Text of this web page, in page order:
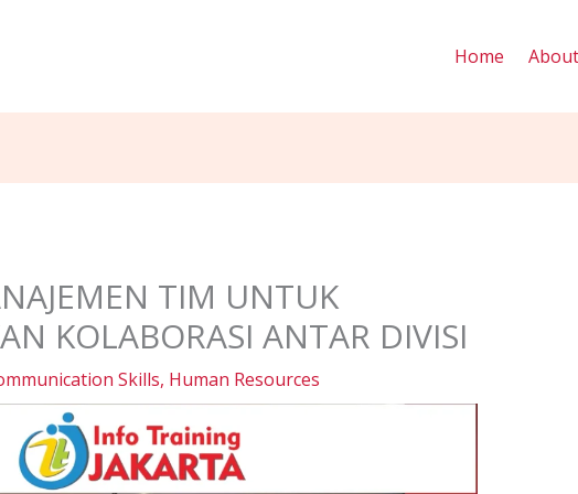
Home About
TIM UNTUK
KOLABORASI ANTAR DIVISI
Skills, Human Resources